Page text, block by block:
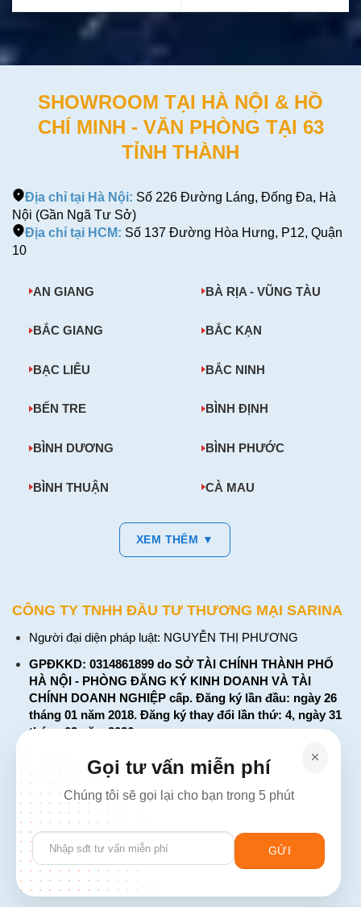
SHOWROOM TẠI HÀ NỘI & HỒ
CHÍ MINH - VĂN PHÒNG TẠI 63
TỈNH THÀNH
Địa chỉ tại Hà Nội: Số 226 Đường Láng, Đống Đa, Hà
Nội (Gần Ngã Tư Sở)
Địa chỉ tại HCM: Số 137 Đường Hòa Hưng, P12, Quận
10
AN GIANG BÀ RỊA - VŨNG TÀU
BẮC GIANG BẮC KẠN
BẠC LIÊU BẮC NINH
BẾN TRE BÌNH ĐỊNH
BÌNH DƯƠNG BÌNH PHƯỚC
BÌNH THUẬN CÀ MAU
XEM THÊM ▼
CÔNG TY TNHH ĐẦU TƯ THƯƠNG MẠI SARINA
Người đại diện pháp luật: NGUYỄN THỊ PHƯƠNG
GPĐKKD: 0314861899 do SỞ TÀI CHÍNH THÀNH PHỐ
HÀ NỘI - PHÒNG ĐĂNG KÝ KINH DOANH VÀ TÀI
CHÍNH DOANH NGHIỆP cấp. Đăng ký lần đầu: ngày 26
tháng 01 năm 2018. Đăng ký thay đổi lần thứ: 4, ngày 31
tháng 03 năm 2026
226 Đường Láng, Đống Đa, Hà Nội
137 Đường Hòa Hưng, Phường 12, Quận 10, TP. Hồ Chí
Minh
Hotline: 1900 2106 - 0386 001 001
Email:Giaiphap3g@gmail.com
Gọi tư vấn miễn phí
Chúng tôi sẽ gọi lại cho bạn trong 5 phút
Please
leave
field